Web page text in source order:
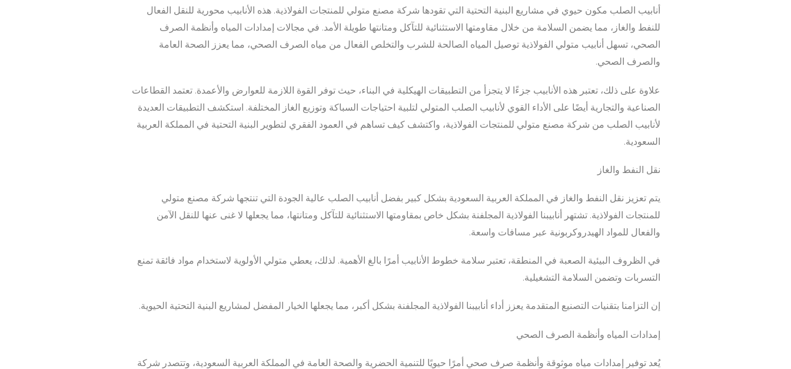
أنابيب الصلب مكون حيوي في مشاريع البنية التحتية التي تقودها شركة مصنع متولي للمنتجات الفولاذية. هذه الأنابيب محورية للنقل الفعال
للنفط والغاز، مما يضمن السلامة من خلال مقاومتها الاستثنائية للتآكل ومتانتها طويلة الأمد. في مجالات إمدادات المياه وأنظمة الصرف
الصحي، تسهل أنابيب متولي الفولاذية توصيل المياه الصالحة للشرب والتخلص الفعال من مياه الصرف الصحي، مما يعزز الصحة العامة
والصرف الصحي.
علاوة على ذلك، تعتبر هذه الأنابيب جزءًا لا يتجزأ من التطبيقات الهيكلية في البناء، حيث توفر القوة اللازمة للعوارض والأعمدة. تعتمد القطاعات
الصناعية والتجارية أيضًا على الأداء القوي لأنابيب الصلب المتولي لتلبية احتياجات السباكة وتوزيع الغاز المختلفة. استكشف التطبيقات العديدة
لأنابيب الصلب من شركة مصنع متولي للمنتجات الفولاذية، واكتشف كيف تساهم في العمود الفقري لتطوير البنية التحتية في المملكة العربية
السعودية.
نقل النفط والغاز
يتم تعزيز نقل النفط والغاز في المملكة العربية السعودية بشكل كبير بفضل أنابيب الصلب عالية الجودة التي تنتجها شركة مصنع متولي
للمنتجات الفولاذية. تشتهر أنابيبنا الفولاذية المجلفنة بشكل خاص بمقاومتها الاستثنائية للتآكل ومتانتها، مما يجعلها لا غنى عنها للنقل الآمن
والفعال للمواد الهيدروكربونية عبر مسافات واسعة.
في الظروف البيئية الصعبة في المنطقة، تعتبر سلامة خطوط الأنابيب أمرًا بالغ الأهمية. لذلك، يعطي متولي الأولوية لاستخدام مواد فائقة تمنع
التسربات وتضمن السلامة التشغيلية.
إن التزامنا بتقنيات التصنيع المتقدمة يعزز أداء أنابيبنا الفولاذية المجلفنة بشكل أكبر، مما يجعلها الخيار المفضل لمشاريع البنية التحتية الحيوية.
إمدادات المياه وأنظمة الصرف الصحي
يُعد توفير إمدادات مياه موثوقة وأنظمة صرف صحي أمرًا حيويًا للتنمية الحضرية والصحة العامة في المملكة العربية السعودية، وتتصدر شركة